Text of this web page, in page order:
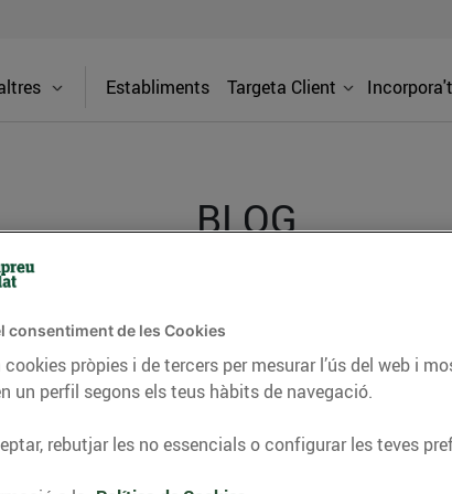
Establiments Targeta Client Incorpora't
BLOG
consells nutricionals, informació
del nostre territori i molts altres temes.
CONSELLS I HÀBITS SALUDABLES ENERGIA
consentiment de les Cookies
pròpies i de tercers per mesurar l’ús del web i
un perfil segons els teus hàbits de navegació.
rebutjar les no essencials o configurar les teves